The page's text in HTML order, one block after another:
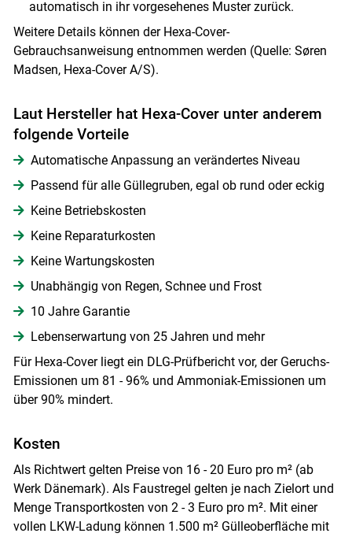
automatisch in ihr vorgesehenes Muster zurück.
Weitere Details können der Hexa-Cover-
Gebrauchsanweisung entnommen werden (Quelle: Søren
Madsen, Hexa-Cover A/S).
Laut Hersteller hat Hexa-Cover unter anderem
folgende Vorteile
Automatische Anpassung an verändertes Niveau
Passend für alle Güllegruben, egal ob rund oder eckig
Keine Betriebskosten
Keine Reparaturkosten
Keine Wartungskosten
Unabhängig von Regen, Schnee und Frost
10 Jahre Garantie
Lebenserwartung von 25 Jahren und mehr
Für Hexa-Cover liegt ein DLG-Prüfbericht vor, der Geruchs-
Emissionen um 81 - 96% und Ammoniak-Emissionen um
über 90% mindert.
Kosten
Als Richtwert gelten Preise von 16 - 20 Euro pro m² (ab
Werk Dänemark). Als Faustregel gelten je nach Zielort und
Menge Transportkosten von 2 - 3 Euro pro m². Mit einer
vollen LKW-Ladung können 1.500 m² Gülleoberfläche mit